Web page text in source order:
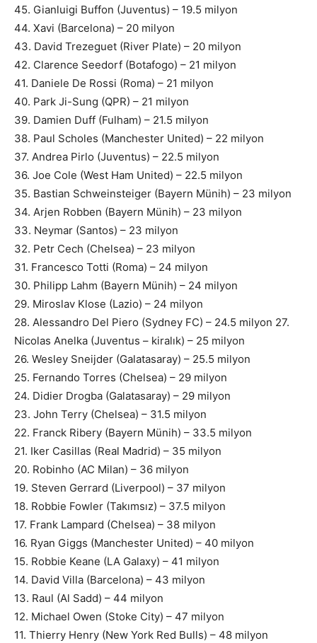
45. Gianluigi Buffon (Juventus) – 19.5 milyon
44. Xavi (Barcelona) – 20 milyon
43. David Trezeguet (River Plate) – 20 milyon
42. Clarence Seedorf (Botafogo) – 21 milyon
41. Daniele De Rossi (Roma) – 21 milyon
40. Park Ji-Sung (QPR) – 21 milyon
39. Damien Duff (Fulham) – 21.5 milyon
38. Paul Scholes (Manchester United) – 22 milyon
37. Andrea Pirlo (Juventus) – 22.5 milyon
36. Joe Cole (West Ham United) – 22.5 milyon
35. Bastian Schweinsteiger (Bayern Münih) – 23 milyon
34. Arjen Robben (Bayern Münih) – 23 milyon
33. Neymar (Santos) – 23 milyon
32. Petr Cech (Chelsea) – 23 milyon
31. Francesco Totti (Roma) – 24 milyon
30. Philipp Lahm (Bayern Münih) – 24 milyon
29. Miroslav Klose (Lazio) – 24 milyon
28. Alessandro Del Piero (Sydney FC) – 24.5 milyon 27.
Nicolas Anelka (Juventus – kiralık) – 25 milyon
26. Wesley Sneijder (Galatasaray) – 25.5 milyon
25. Fernando Torres (Chelsea) – 29 milyon
24. Didier Drogba (Galatasaray) – 29 milyon
23. John Terry (Chelsea) – 31.5 milyon
22. Franck Ribery (Bayern Münih) – 33.5 milyon
21. Iker Casillas (Real Madrid) – 35 milyon
20. Robinho (AC Milan) – 36 milyon
19. Steven Gerrard (Liverpool) – 37 milyon
18. Robbie Fowler (Takımsız) – 37.5 milyon
17. Frank Lampard (Chelsea) – 38 milyon
16. Ryan Giggs (Manchester United) – 40 milyon
15. Robbie Keane (LA Galaxy) – 41 milyon
14. David Villa (Barcelona) – 43 milyon
13. Raul (Al Sadd) – 44 milyon
12. Michael Owen (Stoke City) – 47 milyon
11. Thierry Henry (New York Red Bulls) – 48 milyon